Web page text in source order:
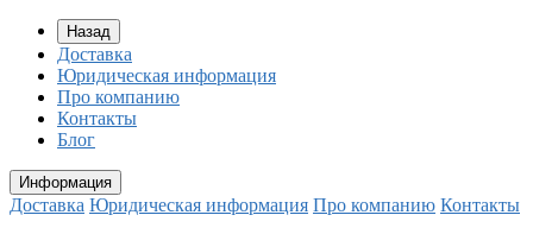
Назад
Доставка
Юридическая информация
Про компанию
Контакты
Блог
Информация
Доставка Юридическая информация Про компанию Контакты